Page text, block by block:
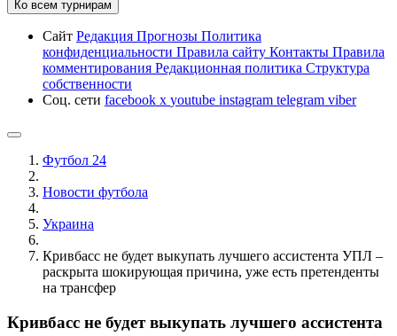
Ко всем турнирам
Сайт Редакция Прогнозы Политика
конфиденциальности Правила сайту Контакты Правила
комментирования Редакционная политика Структура
собственности
Соц. сети facebook x youtube instagram telegram viber
Футбол 24
Новости футбола
Украина
Кривбасс не будет выкупать лучшего ассистента УПЛ –
раскрыта шокирующая причина, уже есть претенденты
на трансфер
Кривбасс не будет выкупать лучшего ассистента